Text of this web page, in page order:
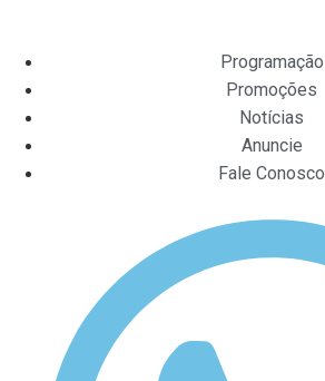
Programação
Promoções
Notícias
Anuncie
Fale Conosco